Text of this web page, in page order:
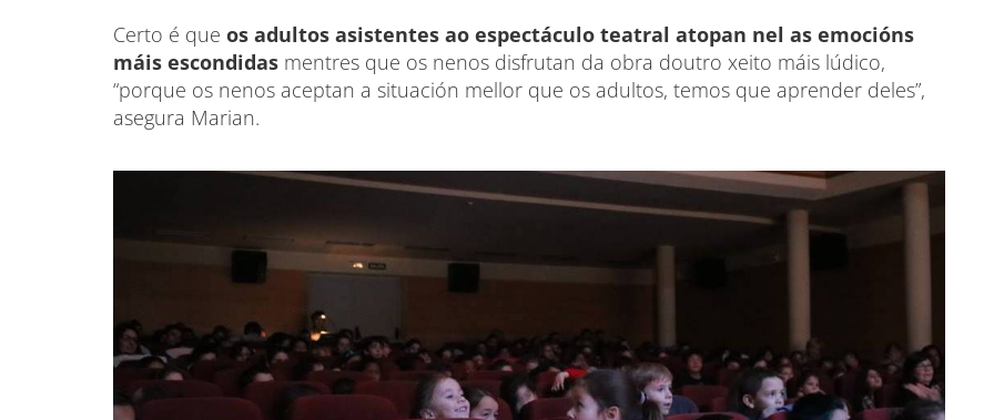
Certo é que os adultos asistentes ao espectáculo teatral atopan nel as emocións
máis escondidas mentres que os nenos disfrutan da obra doutro xeito máis lúdico,
“porque os nenos aceptan a situación mellor que os adultos, temos que aprender deles”,
asegura Marian.